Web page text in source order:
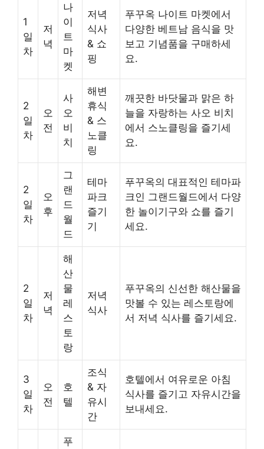
1
일
차
저
녁
나
이
트
마
켓
저녁
식사
& 쇼
핑
푸꾸옥 나이트 마켓에서
다양한 베트남 음식을 맛
보고 기념품을 구매하세
요.
2
일
차
오
전
사
오
비
치
해변
휴식
& 스
노클
링
깨끗한 바닷물과 맑은 하
늘을 자랑하는 사오 비치
에서 스노클링을 즐기세
요.
2
일
차
오
후
그
랜
드
월
드
테마
파크
즐기
기
푸꾸옥의 대표적인 테마파
크인 그랜드월드에서 다양
한 놀이기구와 쇼를 즐기
세요.
2
일
차
저
녁
해
산
물
레
스
토
랑
저녁
식사
푸꾸옥의 신선한 해산물을
맛볼 수 있는 레스토랑에
서 저녁 식사를 즐기세요.
3
일
차
오
전
호
텔
조식
& 자
유시
간
호텔에서 여유로운 아침
식사를 즐기고 자유시간을
보내세요.
푸